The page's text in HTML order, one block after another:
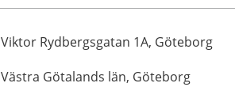
Viktor Rydbergsgatan 1A, Göteborg
Västra Götalands län, Göteborg